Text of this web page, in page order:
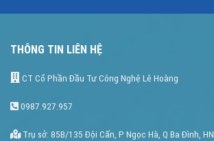
THÔNG TIN LIÊN HỆ
CT Cổ Phần Đầu Tư Công Nghệ Lê Hoàng
0987.927.957
Trụ sở: 85B/135 Đội Cấn, P Ngọc Hà, Q Ba Đình, HN